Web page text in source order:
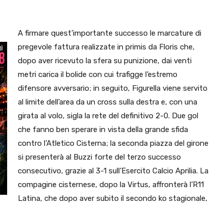
A firmare quest’importante successo le marcature di
pregevole fattura realizzate in primis da Floris che,
dopo aver ricevuto la sfera su punizione, dai venti
metri carica il bolide con cui trafigge l’estremo
difensore avversario; in seguito, Figurella viene servito
al limite dell’area da un cross sulla destra e, con una
girata al volo, sigla la rete del definitivo 2-0. Due gol
che fanno ben sperare in vista della grande sfida
contro l’Atletico Cisterna; la seconda piazza del girone
si presenterà al Buzzi forte del terzo successo
consecutivo, grazie al 3-1 sull’Esercito Calcio Aprilia. La
compagine cisternese, dopo la Virtus, affronterà l’R11
Latina, che dopo aver subito il secondo ko stagionale,